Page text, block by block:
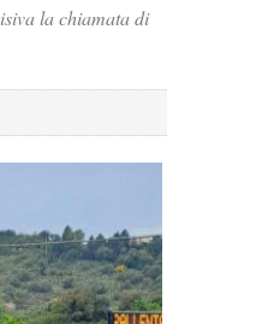
la chiamata di